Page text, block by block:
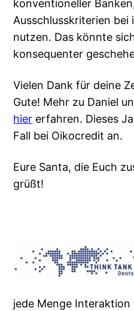
konventioneller
Ausschlusskriterien
nutzen. Das könnte
konsequenter
Vielen Dank für deine
Gute! Mehr zu Daniel
hier erfahren. Dieses
Fall bei Oikocredit an.
Eure Santa, die Euch
grüßt!
jede Menge